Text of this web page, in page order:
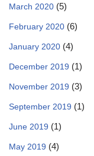
March 2020 (5)
February 2020 (6)
January 2020 (4)
December 2019 (1)
November 2019 (3)
September 2019 (1)
June 2019 (1)
May 2019 (4)